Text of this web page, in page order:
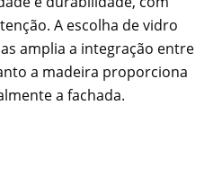
A escolha de vidro
amplia a integração entre
a madeira proporciona
a fachada.